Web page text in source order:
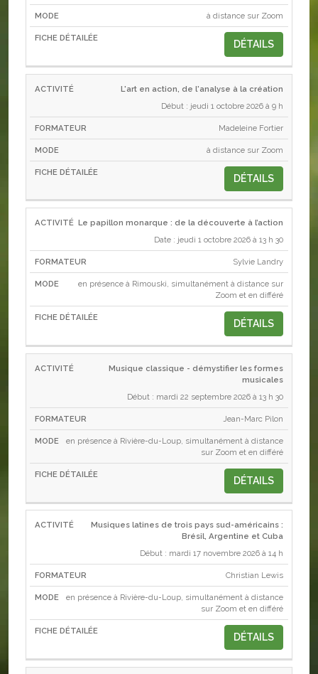
à distance sur Zoom
DÉTAILS
L'art en action, de l'analyse à la création
Début : jeudi 1 octobre 2026 à 9 h
Madeleine Fortier
à distance sur Zoom
DÉTAILS
Le papillon monarque : de la découverte à l’action
Date : jeudi 1 octobre 2026 à 13 h 30
Sylvie Landry
en présence à Rimouski, simultanément à distance sur
Zoom et en différé
DÉTAILS
Musique classique - démystifier les formes
musicales
Début : mardi 22 septembre 2026 à 13 h 30
Jean-Marc Pilon
en présence à Rivière-du-Loup, simultanément à distance
sur Zoom et en différé
DÉTAILS
Musiques latines de trois pays sud-américains :
Brésil, Argentine et Cuba
Début : mardi 17 novembre 2026 à 14 h
Christian Lewis
en présence à Rivière-du-Loup, simultanément à distance
sur Zoom et en différé
DÉTAILS